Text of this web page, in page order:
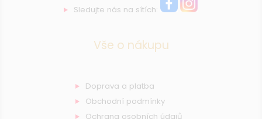
Sledujte nás na sítích:
Vše o nákupu
Doprava a platba
Obchodní podmínky
Ochrana osobních údajů